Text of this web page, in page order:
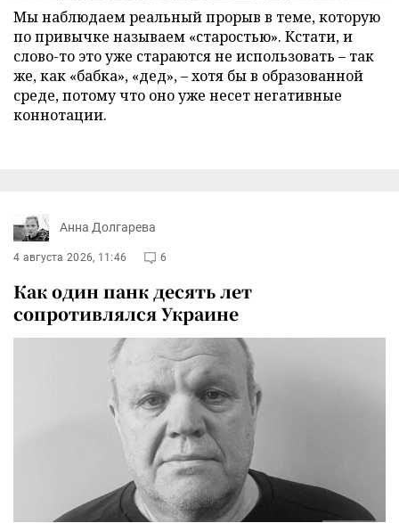
Мы наблюдаем реальный прорыв в теме, которую
по привычке называем «старостью». Кстати, и
слово-то это уже стараются не использовать – так
же, как «бабка», «дед», – хотя бы в образованной
среде, потому что оно уже несет негативные
коннотации.
Анна Долгарева
4 августа 2026, 11:46 6
Как один панк десять лет
сопротивлялся Украине